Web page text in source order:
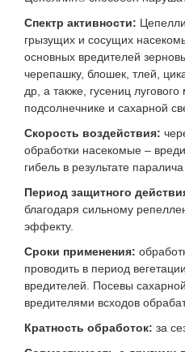
Спектр активности:
грызущих и сосущих
основных вредителей
черепашку, блошек, тлей,
др, а также, гусениц лугового
подсолнечнике и сахарной
Скорость воздействия:
обработки насекомые –
гибель в результате
Период защитного
благодаря сильному
эффекту.
Сроки применения:
проводить в период
вредителей. Посевы
вредителями всходов
Кратность обработок: за